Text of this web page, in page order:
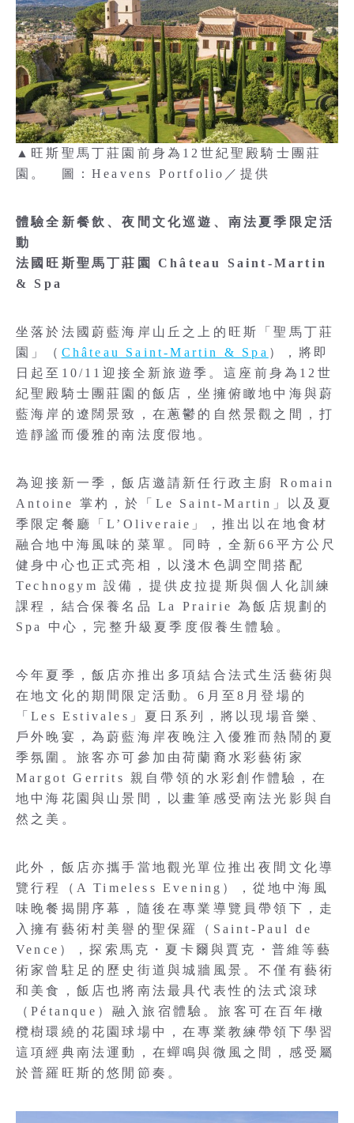
▲旺斯聖馬丁莊園前身為12世紀聖殿騎士團莊
園。 圖：Heavens Portfolio／提供
體驗全新餐飲、夜間文化巡遊、南法夏季限定活
動
法國旺斯聖馬丁莊園 Château Saint-Martin
& Spa
坐落於法國蔚藍海岸山丘之上的旺斯「聖馬丁莊
園」（ Château Saint-Martin & Spa ），將即
日起至10/11迎接全新旅遊季。這座前身為12世
紀聖殿騎士團莊園的飯店，坐擁俯瞰地中海與蔚
藍海岸的遼闊景致，在蔥鬱的自然景觀之間，打
造靜謐而優雅的南法度假地。
為迎接新一季，飯店邀請新任行政主廚 Romain
Antoine 掌杓，於「Le Saint-Martin」以及夏
季限定餐廳「L’Oliveraie」，推出以在地食材
融合地中海風味的菜單。同時，全新66平方公尺
健身中心也正式亮相，以淺木色調空間搭配
Technogym 設備，提供皮拉提斯與個人化訓練
課程，結合保養名品 La Prairie 為飯店規劃的
Spa 中心，完整升級夏季度假養生體驗。
今年夏季，飯店亦推出多項結合法式生活藝術與
在地文化的期間限定活動。6月至8月登場的
「Les Estivales」夏日系列，將以現場音樂、
戶外晚宴，為蔚藍海岸夜晚注入優雅而熱鬧的夏
季氛圍。旅客亦可參加由荷蘭裔水彩藝術家
Margot Gerrits 親自帶領的水彩創作體驗，在
地中海花園與山景間，以畫筆感受南法光影與自
然之美。
此外，飯店亦攜手當地觀光單位推出夜間文化導
覽行程（A Timeless Evening），從地中海風
味晚餐揭開序幕，隨後在專業導覽員帶領下，走
入擁有藝術村美譽的聖保羅（Saint-Paul de
Vence），探索馬克・夏卡爾與賈克・普維等藝
術家曾駐足的歷史街道與城牆風景。不僅有藝術
和美食，飯店也將南法最具代表性的法式滾球
（Pétanque）融入旅宿體驗。旅客可在百年橄
欖樹環繞的花園球場中，在專業教練帶領下學習
這項經典南法運動，在蟬鳴與微風之間，感受屬
於普羅旺斯的悠閒節奏。